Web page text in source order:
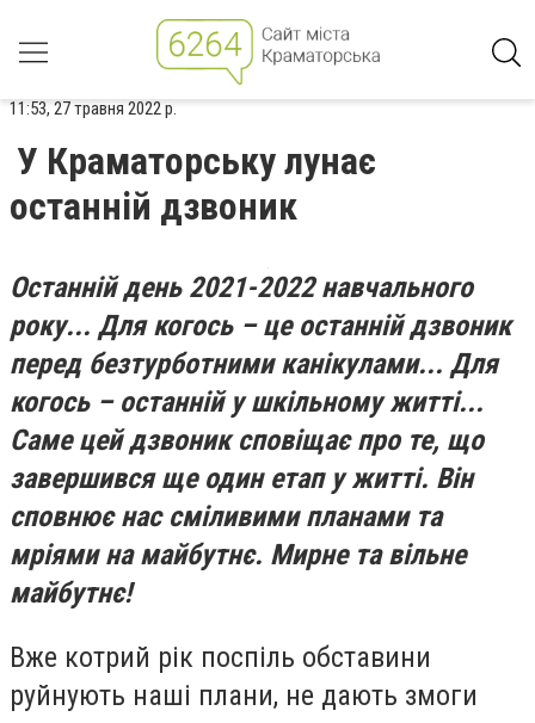
11:53, 27 травня 2022 р.
​​У Краматорську лунає
останній дзвоник
Останній день 2021-2022 навчального
року... Для когось – це останній дзвоник
перед безтурботними канікулами... Для
когось – останній у шкільному житті...
Саме цей дзвоник сповіщає про те, що
завершився ще один етап у житті. Він
сповнює нас сміливими планами та
мріями на майбутнє. Мирне та вільне
майбутнє!
Вже котрий рік поспіль обставини
руйнують наші плани, не дають змоги